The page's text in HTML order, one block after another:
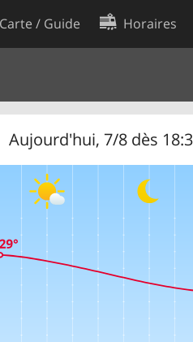
Carte / Guide Horaires
Aujourd'hui, 7/8 dès